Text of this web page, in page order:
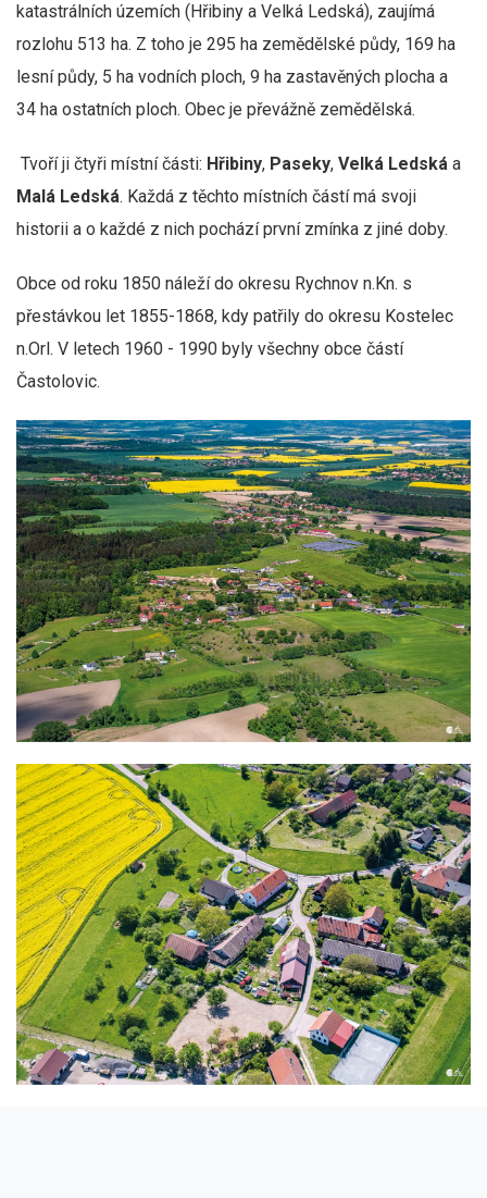
katastrálních územích (Hřibiny a Velká Ledská), zaujímá
rozlohu 513 ha. Z toho je 295 ha zemědělské půdy, 169 ha
lesní půdy, 5 ha vodních ploch, 9 ha zastavěných plocha a
34 ha ostatních ploch. Obec je převážně zemědělská.
Tvoří ji čtyři místní části: Hřibiny, Paseky, Velká Ledská a
Malá Ledská. Každá z těchto místních částí má svoji
historii a o každé z nich pochází první zmínka z jiné doby.
Obce od roku 1850 náleží do okresu Rychnov n.Kn. s
přestávkou let 1855-1868, kdy patřily do okresu Kostelec
n.Orl. V letech 1960 - 1990 byly všechny obce částí
Častolovic.